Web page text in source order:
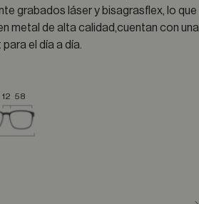
grabados láser y bisagrasflex, lo que
metal de alta calidad,cuentan con una
el día a día.
12 58